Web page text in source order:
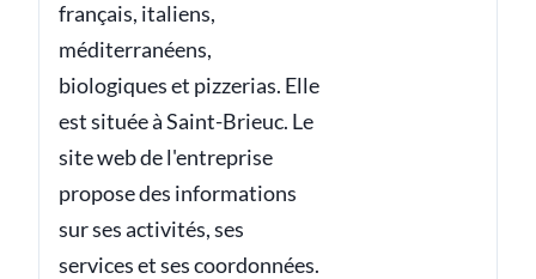
français, italiens,
méditerranéens,
biologiques et pizzerias. Elle
est située à Saint-Brieuc. Le
site web de l'entreprise
propose des informations
sur ses activités, ses
services et ses coordonnées.